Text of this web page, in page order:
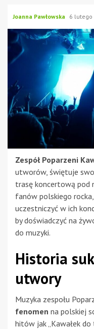
Joanna Pawłowska 6 lutego
Zespół Poparzeni
utworów, świętuje
trasę koncertową pod
fanów polskiego
uczestniczyć w ich
by doświadczyć na
do muzyki.
Historia
utwory
Muzyka zespołu
fenomen na polskiej
hitów jak „Kawałek do